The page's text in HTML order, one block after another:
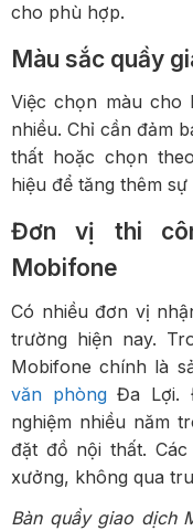
cho phù hợp.
Màu sắc quầy
Việc chọn màu cho
nhiều. Chỉ cần đảm
thất hoặc chọn
hiệu để tăng thêm
Đơn vị thi
Mobifone
Có nhiều đơn vị
trường hiện nay.
Mobifone chính là
văn phòngĐa Lợi.
nghiệm nhiều năm
đặt đồ nội thất.
xưởng, không qua
Bàn quầy giao dịch